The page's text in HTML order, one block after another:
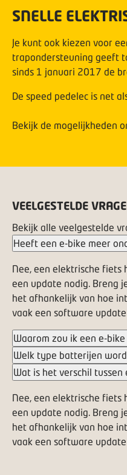
SNELLE
Je kunt ook kiezen voor
trapondersteuning geeft
sinds 1 januari 2017 de
De speed pedelec is net
Bekijk de mogelijkheden
VEELGESTELDE
Bekijk alle veelgestelde
Heeft een e-bike meer
Nee, een elektrische
een update nodig. Breng
het afhankelijk van hoe
vaak een software
Waarom zou ik een e-
Welk type batterijen
Wat is het verschil tussen
Nee, een elektrische
een update nodig. Breng
het afhankelijk van hoe
vaak een software